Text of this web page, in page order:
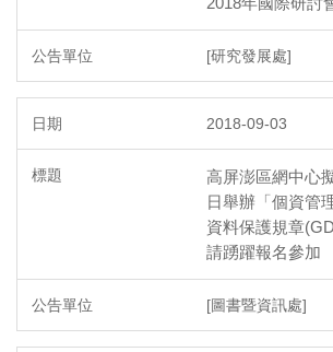
[研究發展處]
2018-09-03
高屏澎區網中心
日舉辦「個資管
資料保護規章
請踴躍報名參加
[圖書暨資訊處]